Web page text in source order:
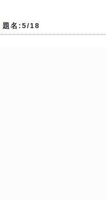
題名:5/18